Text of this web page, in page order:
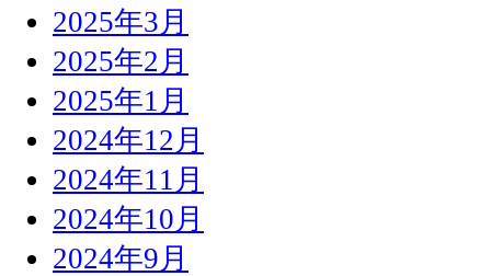
2025年3月
2025年2月
2025年1月
2024年12月
2024年11月
2024年10月
2024年9月